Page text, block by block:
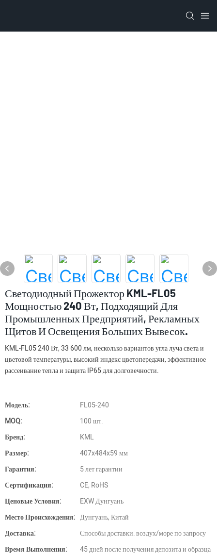
Светодиодный Прожектор KML-FL05
Мощностью 240 Вт, Подходящий Для
Промышленных Предприятий, Рекламных
Щитов И Освещения Больших Вывесок.
KML-FL05 240 Вт, 33 600 лм, несколько вариантов угла луча света и
цветовой температуры, высокий индекс цветопередачи, эффективное
рассеивание тепла и защита IP65 для долговечности.
Модель:
FL05-240
MOQ:
100 шт.
Бренд:
KML
Размер:
407x484x59 мм
Гарантия:
5 лет гарантии
Сертификация:
CE, RoHS
Ценовые Условия:
EXW Дунгуань
Место Происхождения: Дунгуань, Китай
Доставка:
Способы доставки: воздух/море по запросу
Время Выполнения:
45 дней после получения депозита и образца